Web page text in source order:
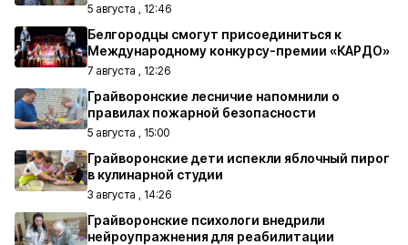
5 августа , 12:46
Белгородцы смогут присоединиться к
Международному конкурсу-премии «КАРДО»
7 августа , 12:26
Грайворонские лесничие напомнили о
правилах пожарной безопасности
5 августа , 15:00
Грайворонские дети испекли яблочный пирог
в кулинарной студии
3 августа , 14:26
Грайворонские психологи внедрили
нейроупражнения для реабилитации